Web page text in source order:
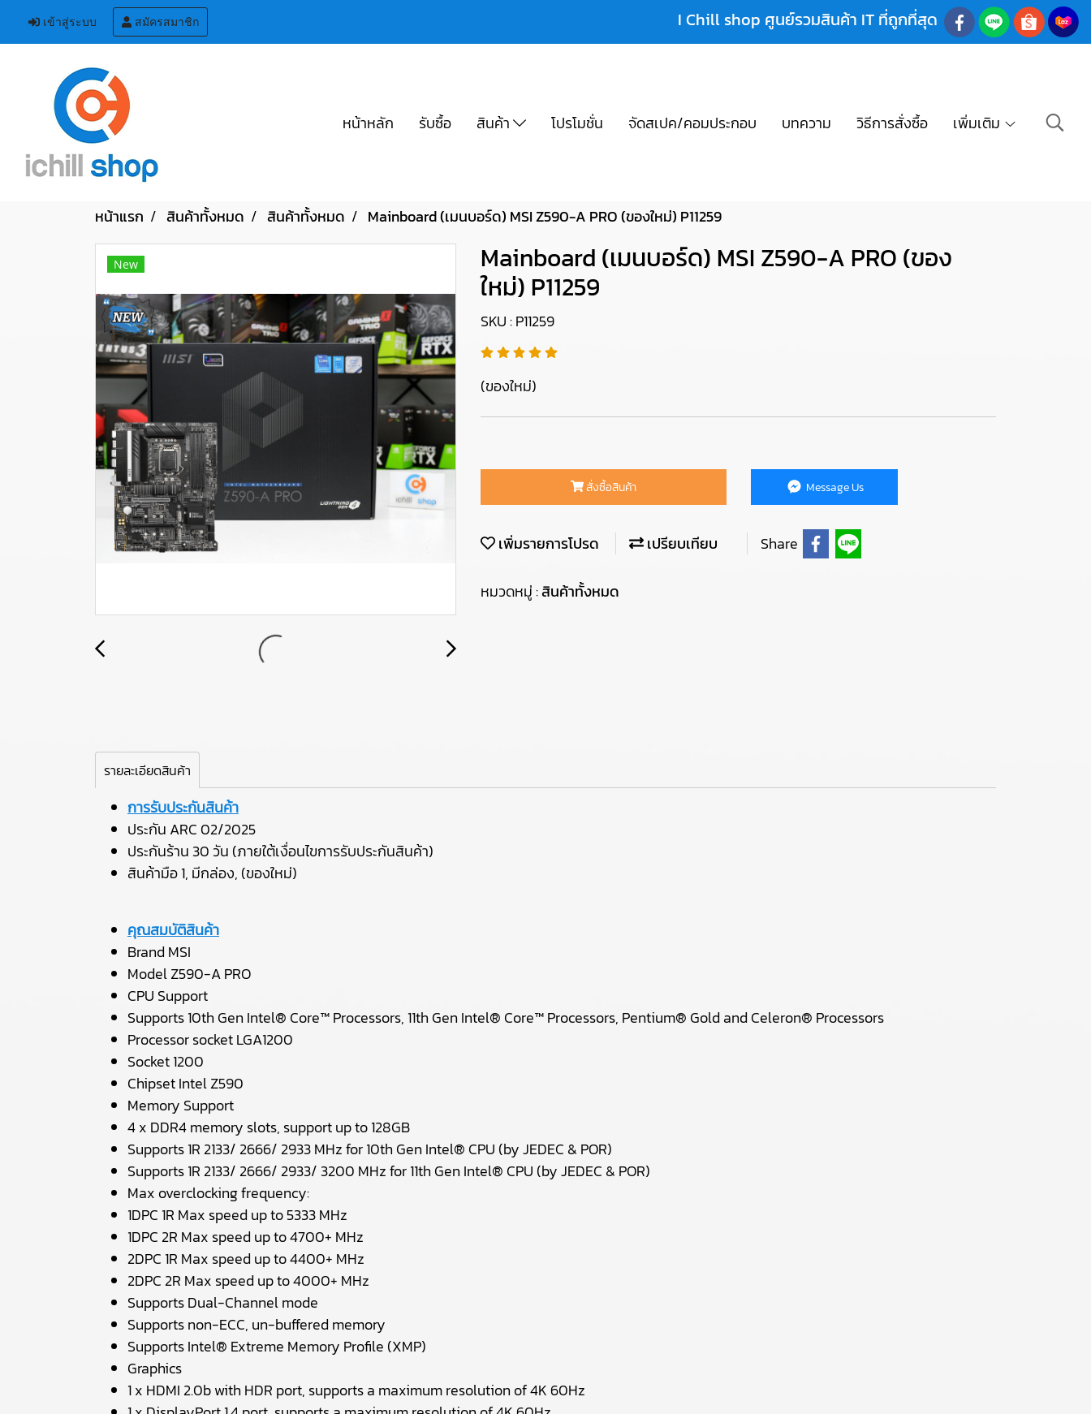
เข้าสู่ระบบ สมัครสมาชิก I Chill shop ศูนย์รวมสินค้า IT ที่ถูกที่สุด
หน้าหลัก รับซื้อ สินค้า โปรโมชั่น จัดสเปค/คอมประกอบ บทความ วิธีการสั่งซื้อ เพิ่มเติม
หน้าแรก สินค้าทั้งหมด สินค้าทั้งหมด Mainboard (เมนบอร์ด) MSI Z590-A PRO (ของใหม่) P11259
New
Mainboard (เมนบอร์ด) MSI Z590-A PRO (ของ
ใหม่) P11259
SKU : P11259
(ของใหม่)
สั่งซื้อสินค้า Message Us
เพิ่มรายการโปรด เปรียบเทียบ Share
หมวดหมู่ :สินค้าทั้งหมด
รายละเอียดสินค้า
การรับประกันสินค้า
ประกัน ARC 02/2025
ประกันร้าน 30 วัน (ภายใต้เงื่อนไขการรับประกันสินค้า)
สินค้ามือ 1, มีกล่อง, (ของใหม่)
คุณสมบัติสินค้า
Brand MSI
Model Z590-A PRO
CPU Support
Supports 10th Gen Intel® Core™ Processors, 11th Gen Intel® Core™ Processors, Pentium® Gold and Celeron® Processors
Processor socket LGA1200
Socket 1200
Chipset Intel Z590
Memory Support
4 x DDR4 memory slots, support up to 128GB
Supports 1R 2133/ 2666/ 2933 MHz for 10th Gen Intel® CPU (by JEDEC & POR)
Supports 1R 2133/ 2666/ 2933/ 3200 MHz for 11th Gen Intel® CPU (by JEDEC & POR)
Max overclocking frequency:
1DPC 1R Max speed up to 5333 MHz
1DPC 2R Max speed up to 4700+ MHz
2DPC 1R Max speed up to 4400+ MHz
2DPC 2R Max speed up to 4000+ MHz
Supports Dual-Channel mode
Supports non-ECC, un-buffered memory
Supports Intel® Extreme Memory Profile (XMP)
Graphics
1 x HDMI 2.0b with HDR port, supports a maximum resolution of 4K 60Hz